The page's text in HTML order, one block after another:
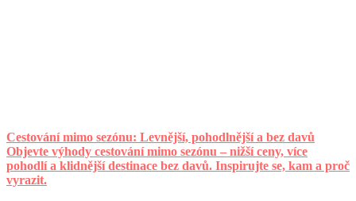
Cestování mimo sezónu: Levnější, pohodlnější a bez davů
Objevte výhody cestování mimo sezónu – nižší ceny, více
pohodlí a klidnější destinace bez davů. Inspirujte se, kam a proč
vyrazit.